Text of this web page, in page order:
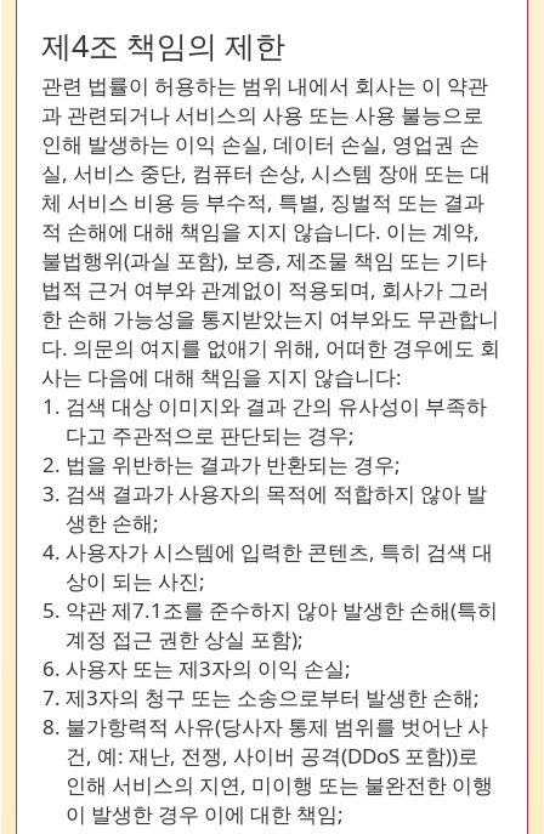
제4조 책임의 제한
관련 법률이 허용하는 범위 내에서 회사는 이 약관
과 관련되거나 서비스의 사용 또는 사용 불능으로
인해 발생하는 이익 손실, 데이터 손실, 영업권 손
실, 서비스 중단, 컴퓨터 손상, 시스템 장애 또는 대
체 서비스 비용 등 부수적, 특별, 징벌적 또는 결과
적 손해에 대해 책임을 지지 않습니다. 이는 계약,
불법행위(과실 포함), 보증, 제조물 책임 또는 기타
법적 근거 여부와 관계없이 적용되며, 회사가 그러
한 손해 가능성을 통지받았는지 여부와도 무관합니
다. 의문의 여지를 없애기 위해, 어떠한 경우에도 회
사는 다음에 대해 책임을 지지 않습니다:
검색 대상 이미지와 결과 간의 유사성이 부족하
다고 주관적으로 판단되는 경우;
법을 위반하는 결과가 반환되는 경우;
검색 결과가 사용자의 목적에 적합하지 않아 발
생한 손해;
사용자가 시스템에 입력한 콘텐츠, 특히 검색 대
상이 되는 사진;
약관 제7.1조를 준수하지 않아 발생한 손해(특히
계정 접근 권한 상실 포함);
사용자 또는 제3자의 이익 손실;
제3자의 청구 또는 소송으로부터 발생한 손해;
불가항력적 사유(당사자 통제 범위를 벗어난 사
건, 예: 재난, 전쟁, 사이버 공격(DDoS 포함))로
인해 서비스의 지연, 미이행 또는 불완전한 이행
이 발생한 경우 이에 대한 책임;